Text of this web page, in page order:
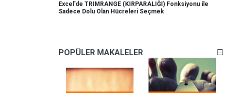
Excel'de TRIMRANGE (KIRPARALIĞI) Fonksiyonu ile
Sadece Dolu Olan Hücreleri Seçmek
POPÜLER MAKALELER